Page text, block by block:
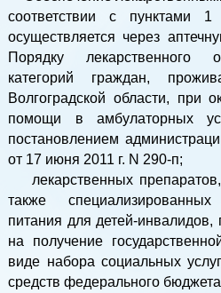
соответствии с пунктами
осуществляется через
Порядку лекарственного
категорий граждан,
Волгоградской области, при
помощи в амбулаторных
постановлением
от 17 июня 2011 г. N 290-п;
лекарственных
также
питания для детей-
на получение
виде набора социальных
средств федерального